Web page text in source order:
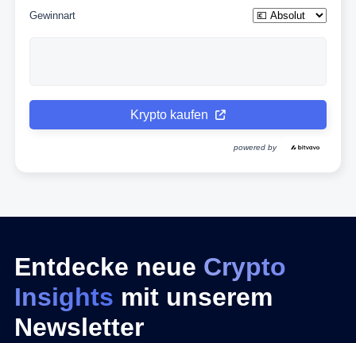
Gewinnart
Krypto kaufen
powered by
Entdecke neue Crypto
Insights mit unserem
Newsletter